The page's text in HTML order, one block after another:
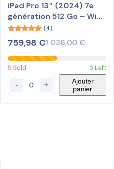
iPad Pro 13″ (2024) 7e
génération 512 Go – WiFi
– Noir Sidéral
out of 5
(4)
1 036,00€
759,98 €
5 Sold 5 Left
- +
Ajouter
panier